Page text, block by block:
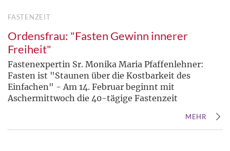
FASTENZEIT
Ordensfrau: "Fasten Gewinn innerer
Freiheit"
Fastenexpertin Sr. Monika Maria Pfaffenlehner:
Fasten ist "Staunen über die Kostbarkeit des
Einfachen" - Am 14. Februar beginnt mit
Aschermittwoch die 40-tägige Fastenzeit
MEHR